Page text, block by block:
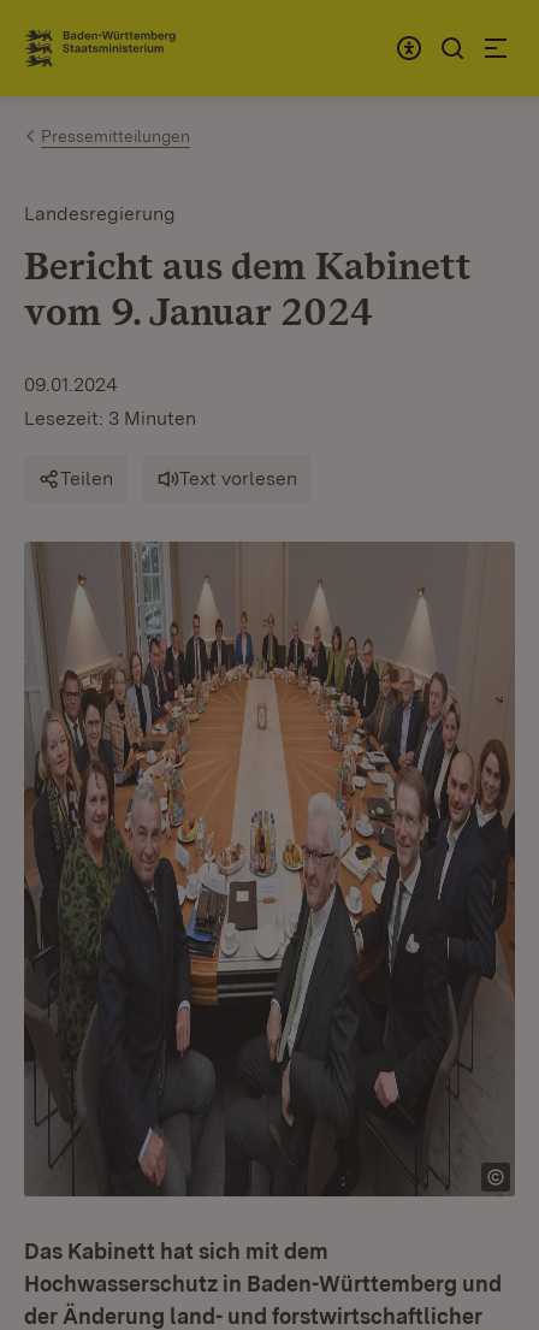
Zum Inhalt springen
Link zur Startseite
Pressemitteilungen
Landesregierung
Bericht aus dem Kabinett
vom 9. Januar 2024
09.01.2024
Lesezeit: 3 Minuten
Teilen Text vorlesen
Das Kabinett hat sich mit dem
Hochwasserschutz in Baden-Württemberg und
der Änderung land- und forstwirtschaftlicher